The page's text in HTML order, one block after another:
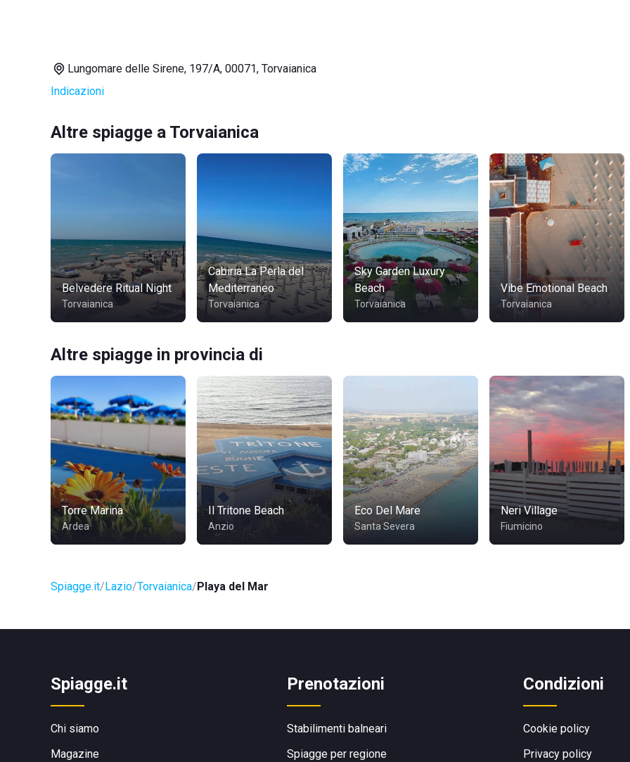
Lungomare delle Sirene, 197/A, 00071, Torvaianica
Indicazioni
Altre spiagge a Torvaianica
Belvedere Ritual Night
Torvaianica
Cabiria La Perla del
Mediterraneo
Torvaianica
Sky Garden Luxury
Beach
Torvaianica
Vibe Emotional Beach
Torvaianica
Altre spiagge in provincia di
Torre Marina
Ardea
Il Tritone Beach
Anzio
Eco Del Mare
Santa Severa
Neri Village
Fiumicino
Spiagge.it Lazio Torvaianica Playa del Mar
Spiagge.it
Chi siamo
Magazine
Prenotazioni
Stabilimenti balneari
Spiagge per regione
Condizioni
Cookie policy
Privacy policy